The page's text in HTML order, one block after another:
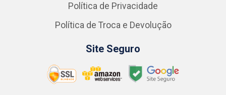
Política de Privacidade
Política de Troca e Devolução
Site Seguro